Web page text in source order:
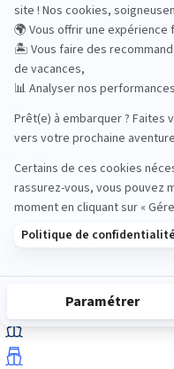
Adult only
Aventure
Circuits privés